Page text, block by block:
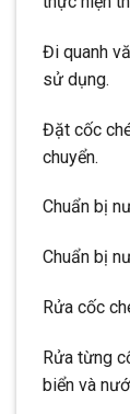
Đi quanh
sử dụng.
Đặt cốc
chuyển.
Chuẩn bị
Chuẩn bị
Rửa cốc
Rửa từng
biển và